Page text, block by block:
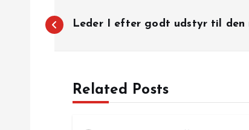
I
Leder I efter godt udstyr til den
Related Posts